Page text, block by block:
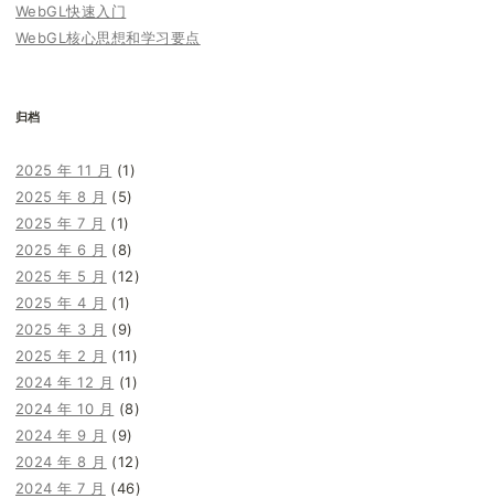
WebGL快速入门
WebGL核心思想和学习要点
归档
2025 年 11 月 (1)
2025 年 8 月 (5)
2025 年 7 月 (1)
2025 年 6 月 (8)
2025 年 5 月 (12)
2025 年 4 月 (1)
2025 年 3 月 (9)
2025 年 2 月 (11)
2024 年 12 月 (1)
2024 年 10 月 (8)
2024 年 9 月 (9)
2024 年 8 月 (12)
2024 年 7 月 (46)